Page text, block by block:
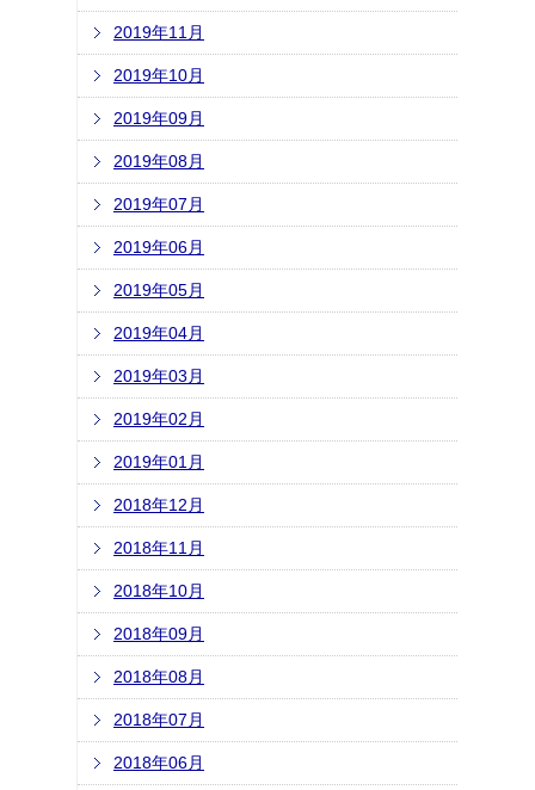
2019年11月
2019年10月
2019年09月
2019年08月
2019年07月
2019年06月
2019年05月
2019年04月
2019年03月
2019年02月
2019年01月
2018年12月
2018年11月
2018年10月
2018年09月
2018年08月
2018年07月
2018年06月